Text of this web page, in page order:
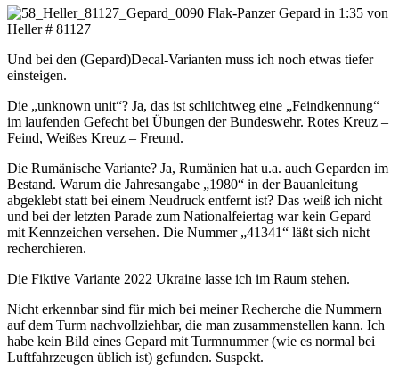
Und bei den (Gepard)Decal-Varianten muss ich noch etwas tiefer
einsteigen.
Die „unknown unit“? Ja, das ist schlichtweg eine „Feindkennung“
im laufenden Gefecht bei Übungen der Bundeswehr. Rotes Kreuz –
Feind, Weißes Kreuz – Freund.
Die Rumänische Variante? Ja, Rumänien hat u.a. auch Geparden im
Bestand. Warum die Jahresangabe „1980“ in der Bauanleitung
abgeklebt statt bei einem Neudruck entfernt ist? Das weiß ich nicht
und bei der letzten Parade zum Nationalfeiertag war kein Gepard
mit Kennzeichen versehen. Die Nummer „41341“ läßt sich nicht
recherchieren.
Die Fiktive Variante 2022 Ukraine lasse ich im Raum stehen.
Nicht erkennbar sind für mich bei meiner Recherche die Nummern
auf dem Turm nachvollziehbar, die man zusammenstellen kann. Ich
habe kein Bild eines Gepard mit Turmnummer (wie es normal bei
Luftfahrzeugen üblich ist) gefunden. Suspekt.